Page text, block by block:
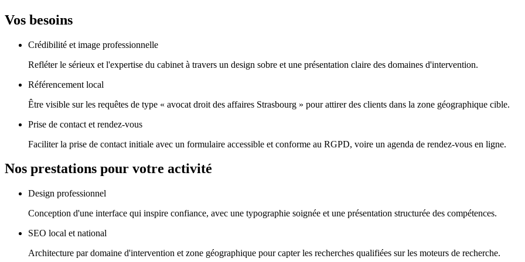
Vos besoins
Crédibilité et image professionnelle
Refléter le sérieux et l'expertise du cabinet à travers un design sobre et une présentation claire des domaines d'intervention.
Référencement local
Être visible sur les requêtes de type « avocat droit des affaires Strasbourg » pour attirer des clients dans la zone géographique cible.
Prise de contact et rendez-vous
Faciliter la prise de contact initiale avec un formulaire accessible et conforme au RGPD, voire un agenda de rendez-vous en ligne.
Nos prestations pour votre activité
Design professionnel
Conception d'une interface qui inspire confiance, avec une typographie soignée et une présentation structurée des compétences.
SEO local et national
Architecture par domaine d'intervention et zone géographique pour capter les recherches qualifiées sur les moteurs de recherche.